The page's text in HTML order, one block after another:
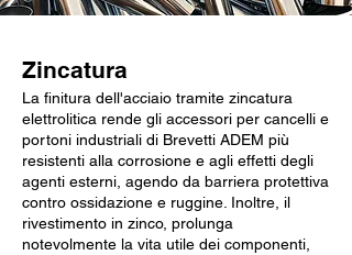
Zincatura
La finitura dell'acciaio tramite zincatura
elettrolitica rende gli accessori per cancelli e
portoni industriali di Brevetti ADEM più
resistenti alla corrosione e agli effetti degli
agenti esterni, agendo da barriera protettiva
contro ossidazione e ruggine. Inoltre, il
rivestimento in zinco, prolunga
notevolmente la vita utile dei componenti,